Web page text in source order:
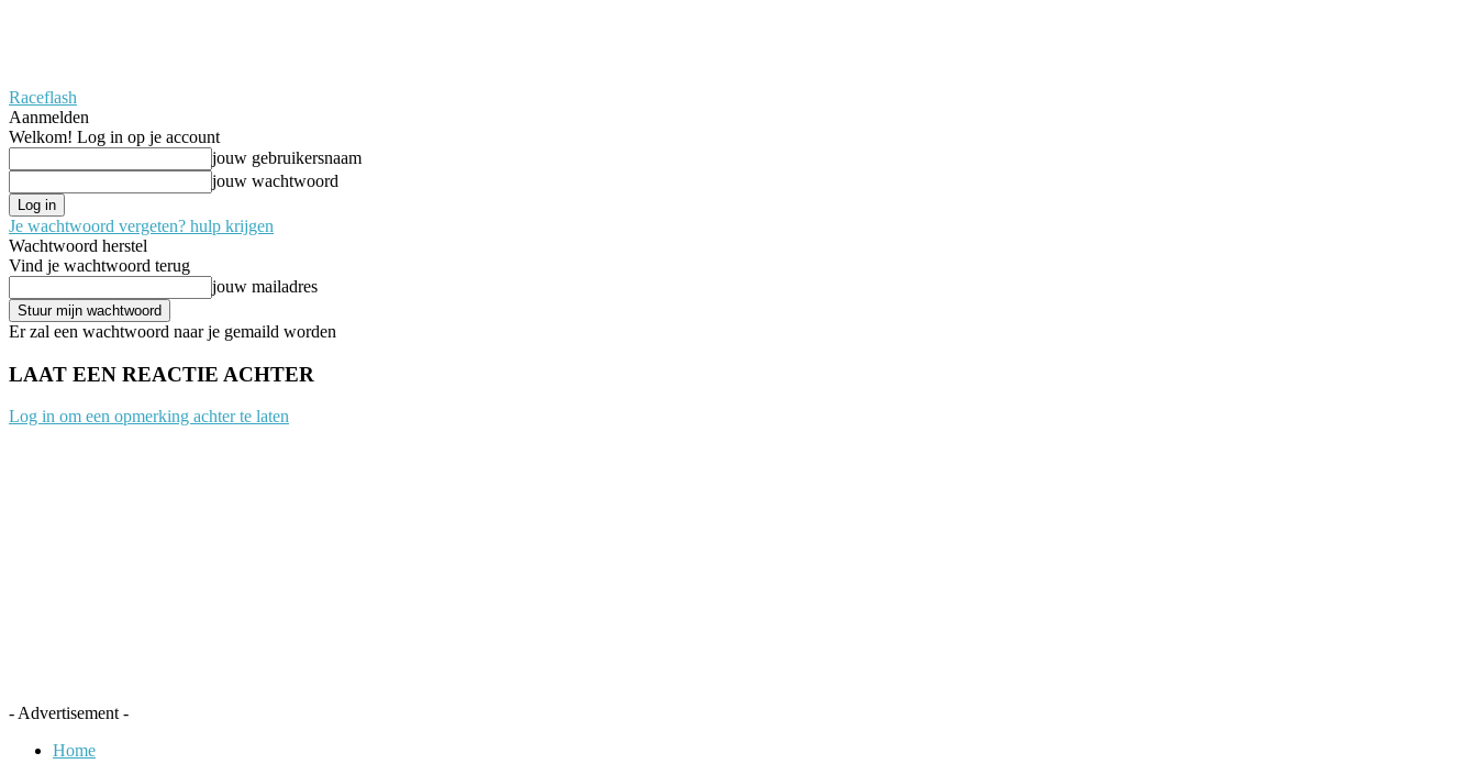
Raceflash
Aanmelden
Welkom! Log in op je account
jouw gebruikersnaam
jouw wachtwoord
Je wachtwoord vergeten? hulp krijgen
Wachtwoord herstel
Vind je wachtwoord terug
jouw mailadres
Er zal een wachtwoord naar je gemaild worden
LAAT EEN REACTIE ACHTER
Log in om een opmerking achter te laten
- Advertisement -
Home